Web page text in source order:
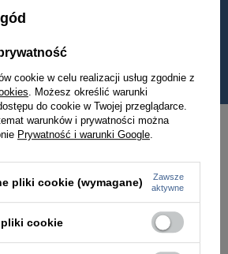
i odbierz5%na
Otrzymuj informacje o
jako pierwszy!
cookie w celu realizacji usług zgodnie z
. Możesz określić warunki
do cookie w Twojej przeglądarce.
warunków i prywatności można
Prywatność i warunki Google
pliki cookie (wymagane)
Zawsze
aktywne
cookie